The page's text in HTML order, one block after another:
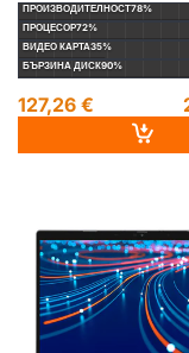
ПРОИЗВОДИТЕЛНОСТ78%
ПРОЦЕСОР72%
ВИДЕО КАРТА35%
БЪРЗИНА ДИСК90%
127,26 €